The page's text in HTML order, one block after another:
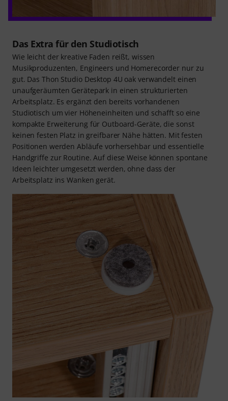
Das Extra für den Studiotisch
Wie leicht der kreative Faden reißt, wissen
Musikproduzenten, Engineers und Homerecorder nur zu
gut. Das Thon Studio Desktop 4U oak verwandelt einen
unaufgeräumten Gerätepark in einen strukturierten
Arbeitsplatz. Es ergänzt den bereits vorhandenen
Studiotisch um vier Höheneinheiten und schafft so eine
kompakte Erweiterung für Outboard-Geräte, die sonst
keinen festen Platz in greifbarer Nähe hätten. Mit festen
Positionen werden Abläufe vorhersehbar und essentielle
Handgriffe zur Routine. Auf diese Weise können spontane
Ideen leichter umgesetzt werden, ohne dass der
Arbeitsplatz ins Wanken gerät.